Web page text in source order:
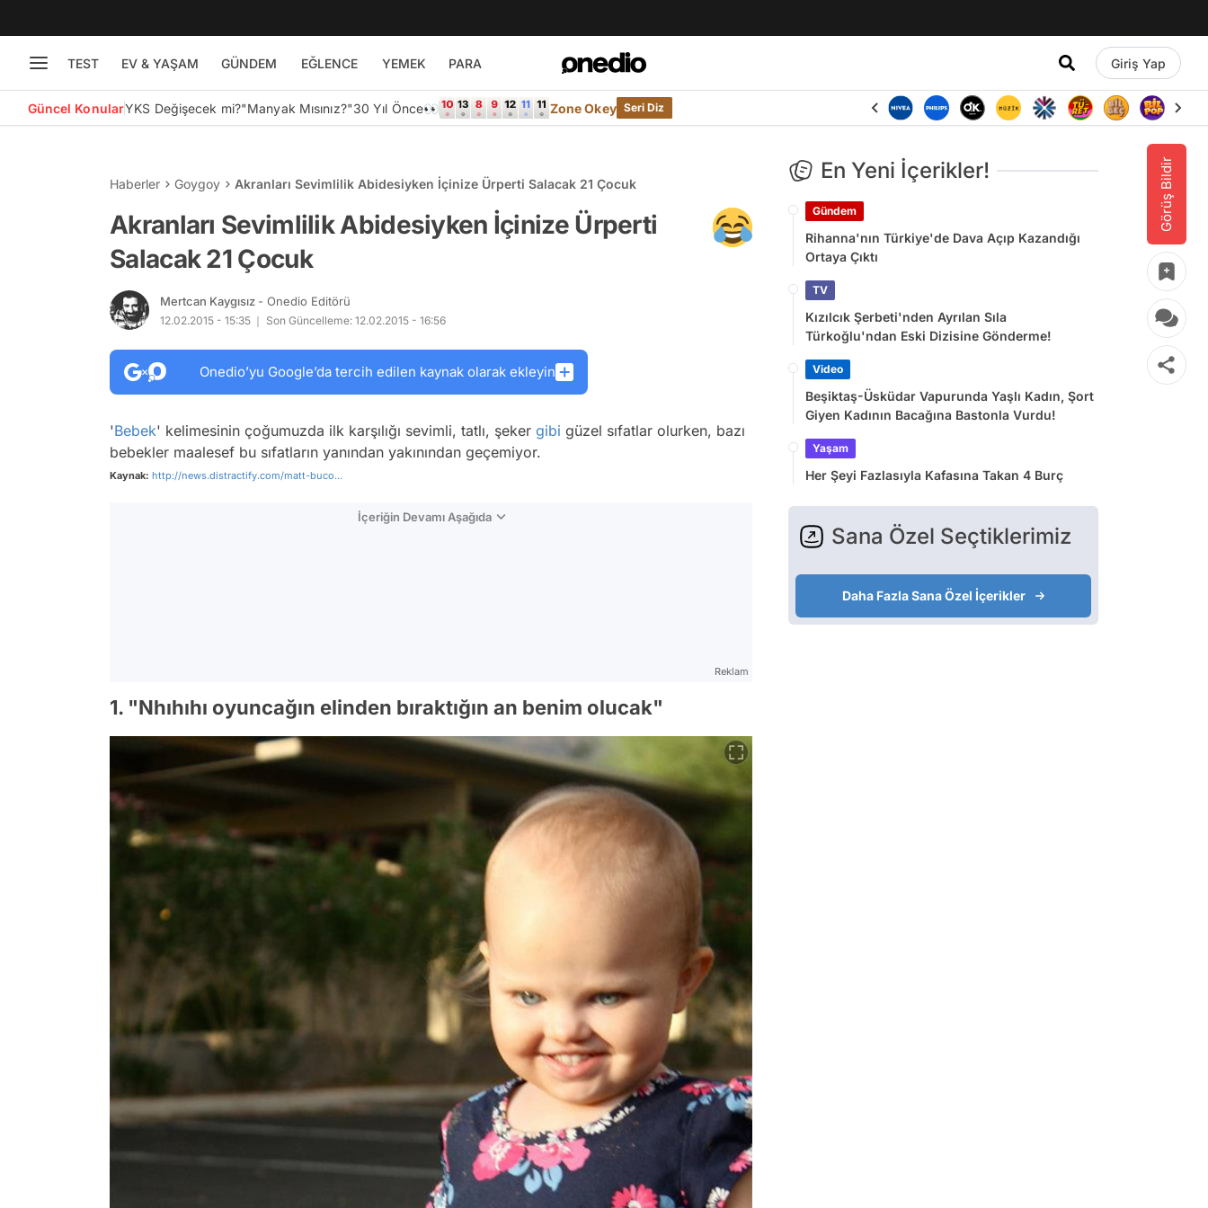
TEST EV & YAŞAM GÜNDEM EĞLENCE YEMEK PARA Giriş Yap
Güncel KonularYKS Değişecek mi?"Manyak Mısınız?"30 Yıl Önce👀 Zone Okey Seri Diz
Görüş Bildir
Haberler Goygoy Akranları Sevimlilik Abidesiyken İçinize Ürperti Salacak 21 Çocuk
Akranları Sevimlilik Abidesiyken İçinize Ürperti
Salacak 21 Çocuk
Mertcan Kaygısız - Onedio Editörü
12.02.2015 - 15:35 Son Güncelleme: 12.02.2015 - 16:56
Onedio’yu Google’da tercih edilen kaynak olarak ekleyin
'Bebek' kelimesinin çoğumuzda ilk karşılığı sevimli, tatlı, şeker gibi güzel sıfatlar olurken, bazı
bebekler maalesef bu sıfatların yanından yakınından geçemiyor.
Kaynak: http://news.distractify.com/matt-buco...
İçeriğin Devamı Aşağıda
Reklam
1. "Nhıhıhı oyuncağın elinden bıraktığın an benim olucak"
En Yeni İçerikler!
Gündem
Rihanna'nın Türkiye'de Dava Açıp Kazandığı
Ortaya Çıktı
TV
Kızılcık Şerbeti'nden Ayrılan Sıla
Türkoğlu'ndan Eski Dizisine Gönderme!
Video
Beşiktaş-Üsküdar Vapurunda Yaşlı Kadın, Şort
Giyen Kadının Bacağına Bastonla Vurdu!
Yaşam
Her Şeyi Fazlasıyla Kafasına Takan 4 Burç
Sana Özel Seçtiklerimiz
Daha Fazla Sana Özel İçerikler